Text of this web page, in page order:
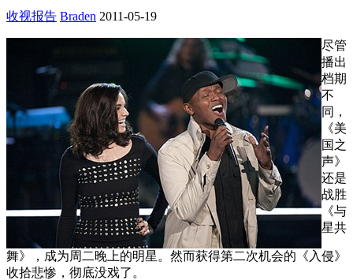
收视报告 Braden 2011-05-19
尽管
播出
档期
不
同，
《美
国之
声》
还是
战胜
《与
星共
舞》，成为周二晚上的明星。然而获得第二次机会的《入侵》
收拾悲惨，彻底没戏了。